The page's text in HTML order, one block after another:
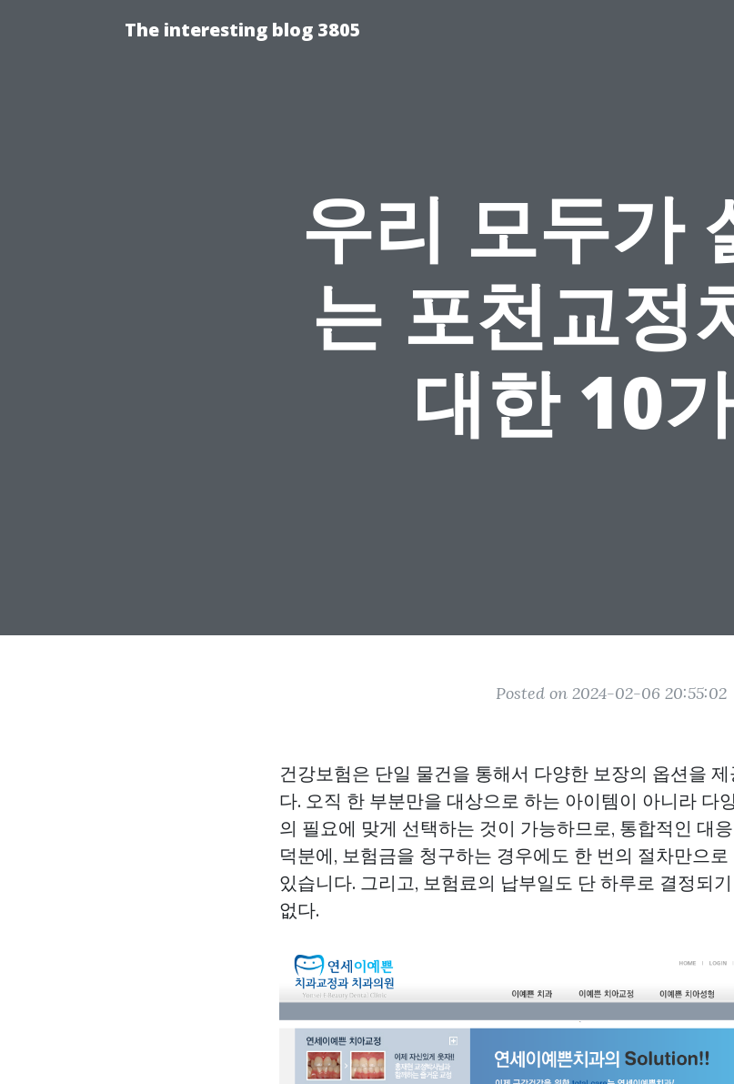
The interesting blog 3805
우리 모두가
는 포천교정
대한 10
Posted on 2024-02-06 20:55:02
건강보험은 단일 물건을 통해서 다양한 보장의 옵션을
다. 오직 한 부분만을 대상으로 하는 아이템이 아니라 다
의 필요에 맞게 선택하는 것이 가능하므로, 통합적인 대
덕분에, 보험금을 청구하는 경우에도 한 번의 절차만으
있습니다. 그리고, 보험료의 납부일도 단 하루로 결정되
없다.